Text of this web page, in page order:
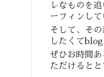
レなものを
ーフィンして
そして、そ
したくてblog
ぜひお時間
ただけると